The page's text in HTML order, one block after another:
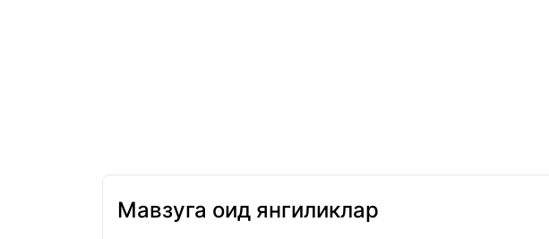
Мавзуга оид янгиликлар